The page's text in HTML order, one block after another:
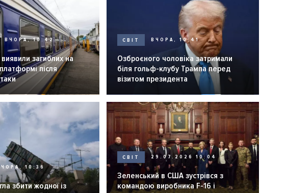
ВЧОРА, 10:42
загиблих на
після
СВІТ ВЧОРА, 10:41
Озброєного чоловіка затримали
біля гольф-клубу Трампа перед
візитом президента
10:36
збити жодної із
СВІТ 29.07.2026 10:04
Зеленський в США зустрівся з
командою виробника F-16 і